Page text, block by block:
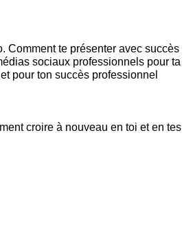
Comment te présenter avec succès
sociaux professionnels pour ta
pour ton succès professionnel
croire à nouveau en toi et en tes